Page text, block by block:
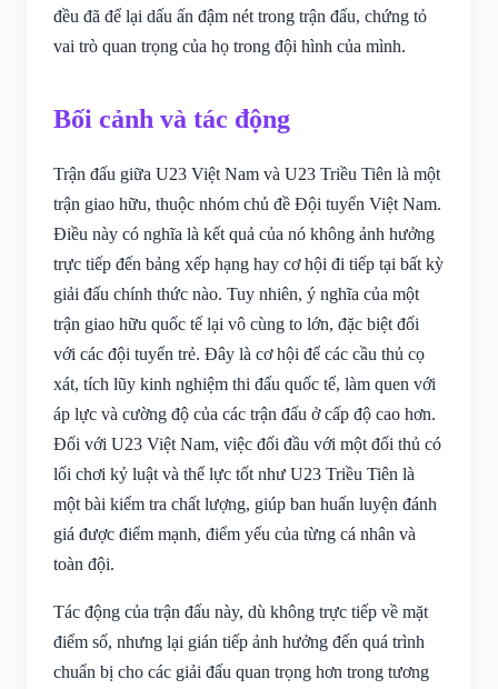
đều đã để lại dấu ấn đậm nét trong trận đấu, chứng tỏ
vai trò quan trọng của họ trong đội hình của mình.
Bối cảnh và tác động
Trận đấu giữa U23 Việt Nam và U23 Triều Tiên là một
trận giao hữu, thuộc nhóm chủ đề Đội tuyển Việt Nam.
Điều này có nghĩa là kết quả của nó không ảnh hưởng
trực tiếp đến bảng xếp hạng hay cơ hội đi tiếp tại bất kỳ
giải đấu chính thức nào. Tuy nhiên, ý nghĩa của một
trận giao hữu quốc tế lại vô cùng to lớn, đặc biệt đối
với các đội tuyển trẻ. Đây là cơ hội để các cầu thủ cọ
xát, tích lũy kinh nghiệm thi đấu quốc tế, làm quen với
áp lực và cường độ của các trận đấu ở cấp độ cao hơn.
Đối với U23 Việt Nam, việc đối đầu với một đối thủ có
lối chơi kỷ luật và thể lực tốt như U23 Triều Tiên là
một bài kiểm tra chất lượng, giúp ban huấn luyện đánh
giá được điểm mạnh, điểm yếu của từng cá nhân và
toàn đội.
Tác động của trận đấu này, dù không trực tiếp về mặt
điểm số, nhưng lại gián tiếp ảnh hưởng đến quá trình
chuẩn bị cho các giải đấu quan trọng hơn trong tương